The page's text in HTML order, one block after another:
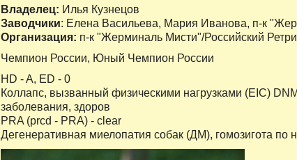
Владелец: Илья Кузнецов
Заводчики: Елена Васильева, Мария Иванова, п-к
Организация: п-к "Жерминаль Мисти"/Российский
Чемпион России, Юный Чемпион России
HD - A, ED - 0
Коллапс, вызванный физическими нагрузками (EIC)
заболевания, здоров
PRA (prcd - PRA) - clear
Дегенеративная миелопатия собак (ДМ), гомозигота по